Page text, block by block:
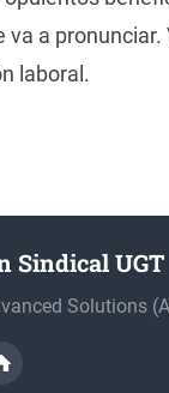
va a
laboral.
Sindical UGT
Solutions